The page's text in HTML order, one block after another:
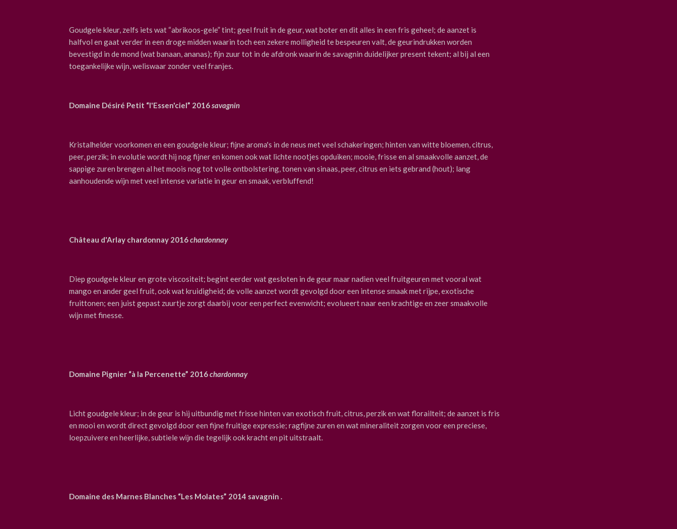
Goudgele kleur, zelfs iets wat “abrikoos-gele” tint; geel fruit in de geur, wat boter en dit alles in een fris geheel; de aanzet is
halfvol en gaat verder in een droge midden waarin toch een zekere molligheid te bespeuren valt, de geurindrukken worden
bevestigd in de mond (wat banaan, ananas); fijn zuur tot in de afdronk waarin de savagnin duidelijker present tekent; al bij al een
toegankelijke wijn, weliswaar zonder veel franjes.
Domaine Désiré Petit “l'Essen'ciel” 2016savagnin
Kristalhelder voorkomen en een goudgele kleur; fijne aroma's in de neus met veel schakeringen; hinten van witte bloemen, citrus,
peer, perzik; in evolutie wordt hij nog fijner en komen ook wat lichte nootjes opduiken; mooie, frisse en al smaakvolle aanzet, de
sappige zuren brengen al het moois nog tot volle ontbolstering, tonen van sinaas, peer, citrus en iets gebrand (hout); lang
aanhoudende wijn met veel intense variatie in geur en smaak, verbluffend!
Château d'Arlay chardonnay 2016chardonnay
Diep goudgele kleur en grote viscositeit; begint eerder wat gesloten in de geur maar nadien veel fruitgeuren met vooral wat
mango en ander geel fruit, ook wat kruidigheid; de volle aanzet wordt gevolgd door een intense smaak met rijpe, exotische
fruittonen; een juist gepast zuurtje zorgt daarbij voor een perfect evenwicht; evolueert naar een krachtige en zeer smaakvolle
wijn met finesse.
Domaine Pignier “à la Percenette” 2016chardonnay
Licht goudgele kleur; in de geur is hij uitbundig met frisse hinten van exotisch fruit, citrus, perzik en wat florailteit; de aanzet is fris
en mooi en wordt direct gevolgd door een fijne fruitige expressie; ragfijne zuren en wat mineraliteit zorgen voor een preciese,
loepzuivere en heerlijke, subtiele wijn die tegelijk ook kracht en pit uitstraalt.
Domaine des Marnes Blanches “Les Molates” 2014 savagnin .